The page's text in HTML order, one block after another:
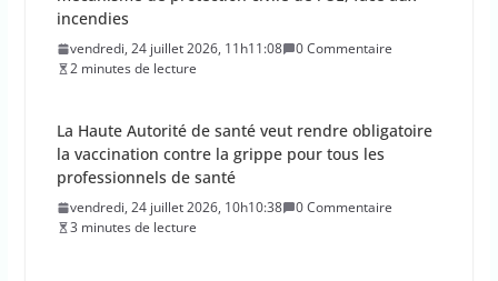
professionnels de santé
vendredi, 24 juillet 2026, 10h10:38
0 Commentaire
3 minutes de lecture
Des chercheurs découvrent du sucre dans l’Espace
!
vendredi, 24 juillet 2026, 9h09:30
1 minutes de lecture